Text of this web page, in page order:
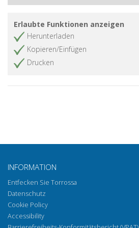
Yessef Garfia
Recensioni
Erlaubte Funktionen anzeigen
Herunterladen
Kopieren/Einfügen
Drucken
INFORMATION
Entfecken Sie Torrossa
Datenschutz
Cookie Policy
Accessibility